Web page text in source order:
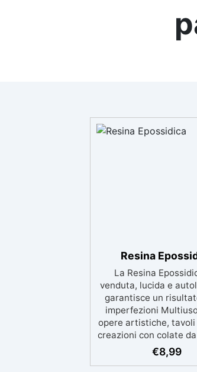
Resina
La Resina
venduta, lucida e
garantisce un
imperfezioni
opere artistiche, tavoli
creazioni con colate da
cm Resistente ai graffi
UV, garantendo opere
€8,99